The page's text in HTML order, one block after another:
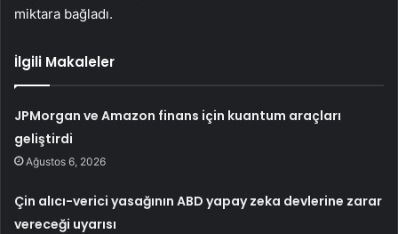
miktara bağladı.
İlgili Makaleler
JPMorgan ve Amazon finans için kuantum araçları
geliştirdi
Ağustos 6, 2026
Çin alıcı-verici yasağının ABD yapay zeka devlerine zarar
vereceği uyarısı